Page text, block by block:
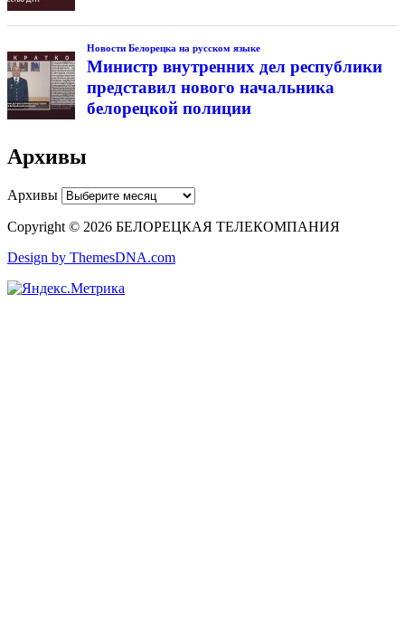
Новости Белорецка на русском языке
Министр внутренних дел республики
представил нового начальника
белорецкой полиции
Архивы
Архивы
Copyright © 2026 БЕЛОРЕЦКАЯ ТЕЛЕКОМПАНИЯ
Design by ThemesDNA.com